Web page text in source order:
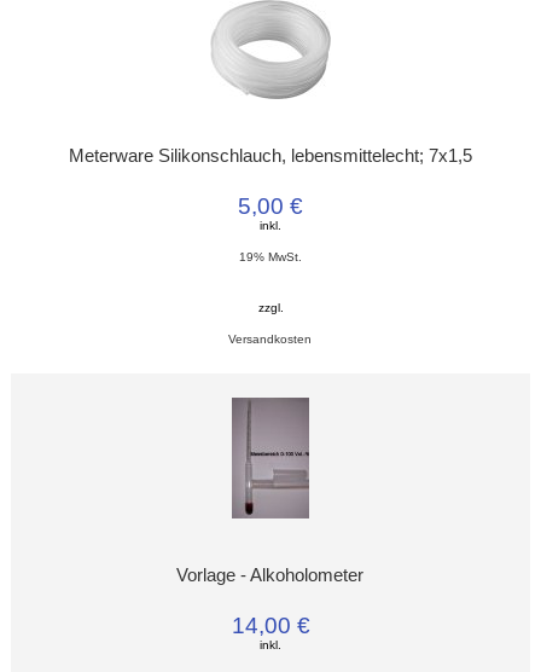
Meterware Silikonschlauch, lebensmittelecht; 7x1,5
5,00 €
inkl.
19% MwSt.
zzgl.
Versandkosten
Vorlage - Alkoholometer
14,00 €
inkl.